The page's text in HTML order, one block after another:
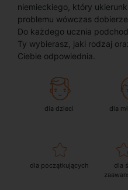
niemieckiego, który
problemu wówczas
Do każdego ucznia
Ty wybierasz, jaki rodzaj
Ciebie odpowiednia.
dla dzieci dla
dla początkujących
dla